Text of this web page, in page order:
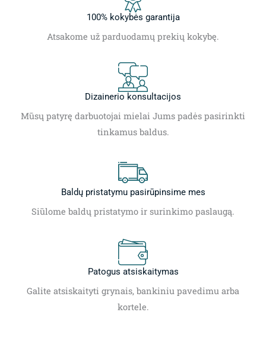
100% kokybės garantija
Atsakome už parduodamų prekių kokybę.
Dizainerio konsultacijos
Mūsų patyrę darbuotojai mielai Jums padės pasirinkti
tinkamus baldus.
Baldų pristatymu pasirūpinsime mes
Siūlome baldų pristatymo ir surinkimo paslaugą.
Patogus atsiskaitymas
Galite atsiskaityti grynais, bankiniu pavedimu arba
kortele.